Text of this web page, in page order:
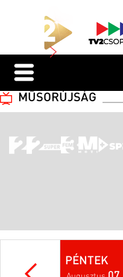
MŰSORÚJSÁG
PÉNTEK